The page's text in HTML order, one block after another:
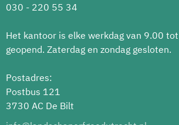
030 - 220 55 34
Het kantoor is elke werkdag van 9.00
geopend. Zaterdag en zondag gesloten.
Postadres:
Postbus 121
3730 AC De Bilt